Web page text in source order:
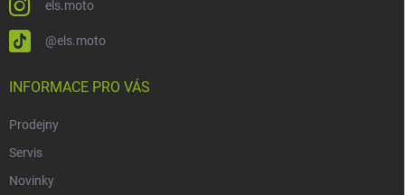
els.moto
@els.moto
INFORMACE PRO VÁS
Prodejny
Servis
Novinky